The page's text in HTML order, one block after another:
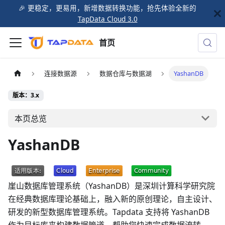
🎉️ 更稳定，更易用，新增数据转换功能，抢先体验全新的
TapData Cloud 3.0
首页
连接数据源 数据仓库与数据湖 YashanDB
版本：3.x
本页总览
YashanDB
崖山数据库管理系统（YashanDB）是深圳计算科学研究院
在经典数据库理论基础上，融入新的原创理论，自主设计、
研发的新型数据库管理系统。Tapdata 支持将 YashanDB